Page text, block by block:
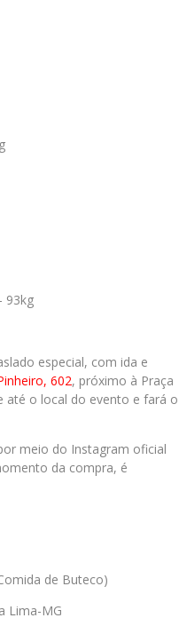
93kg
especial, com ida e
602, próximo à Praça
até o local do evento e fará o
meio do Instagram oficial
da compra, é
de Buteco)
Lima-MG